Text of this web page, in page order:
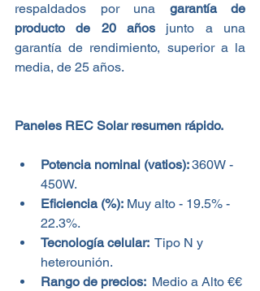
respaldados por una garantía de
producto de 20 años junto a una
garantía de rendimiento, superior a la
media, de 25 años.
Paneles REC Solar resumen rápido.
Potencia nominal (vatios): 360W -
450W.
Eficiencia (%): Muy alto - 19.5% -
22.3%.
Tecnología celular: Tipo N y
heterounión.
Rango de precios: Medio a Alto €€